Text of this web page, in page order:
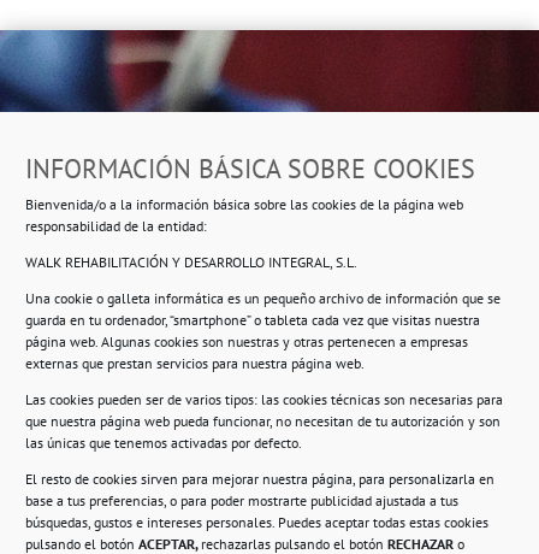
INFORMACIÓN BÁSICA SOBRE COOKIES
Bienvenida/o a la información básica sobre las cookies de la página web
responsabilidad de la entidad:
WALK REHABILITACIÓN Y DESARROLLO INTEGRAL, S.L.
Una cookie o galleta informática es un pequeño archivo de información que se
guarda en tu ordenador, “smartphone” o tableta cada vez que visitas nuestra
página web. Algunas cookies son nuestras y otras pertenecen a empresas
externas que prestan servicios para nuestra página web.
Las cookies pueden ser de varios tipos: las cookies técnicas son necesarias para
que nuestra página web pueda funcionar, no necesitan de tu autorización y son
las únicas que tenemos activadas por defecto.
El resto de cookies sirven para mejorar nuestra página, para personalizarla en
base a tus preferencias, o para poder mostrarte publicidad ajustada a tus
búsquedas, gustos e intereses personales. Puedes aceptar todas estas cookies
pulsando el botón ACEPTAR, rechazarlas pulsando el botón RECHAZAR o
Ropero Solidario de Usera
Beasáin 25-33posterior, local 3 – 28041 Madrid
Información
Compromiso con la protección de datos
Política de Cookies.